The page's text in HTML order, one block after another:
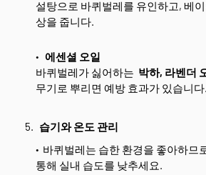
설탕으로 바퀴벌레를 유인하고, 베
상을 줍니다.
에센셜 오일
바퀴벌레가 싫어하는 박하, 라벤더
무기로 뿌리면 예방 효과가 있습니다.
습기와 온도 관리
바퀴벌레는 습한 환경을 좋아하므
통해 실내 습도를 낮추세요.